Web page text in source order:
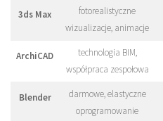
3ds Max
fotorealistyczne
wizualizacje, animacje
ArchiCAD
technologia BIM,
współpraca zespołowa
Blender
darmowe, elastyczne
oprogramowanie